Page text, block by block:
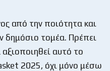
από την ποιότητα και
δημόσιο τομέα. Πρέπει
αυτό το
2025, όχι μόνο μέσω